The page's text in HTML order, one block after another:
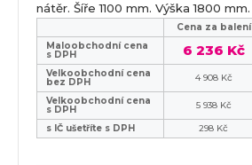
nátěr. Šíře 1100 mm. Výška 1800 mm.
Cena za balení
Maloobchodní cena
s DPH 6 236 Kč
Velkoobchodní cena
bez DPH 4 908 Kč
Velkoobchodní cena
s DPH 5 938 Kč
s IČ ušetříte s DPH
298 Kč